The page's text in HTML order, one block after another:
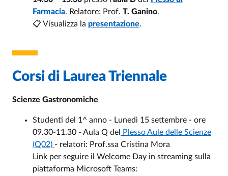
Farmacia. Relatore: Prof. T. Ganino.
📋 Visualizza la presentazione.
Corsi di Laurea Triennale
Scienze Gastronomiche
Studenti del 1^ anno - Lunedì 15 settembre - ore
09.30-11.30 - Aula Q del
Plesso Aule delle Scienze
(Q02) - relatori: Prof.ssa Cristina Mora
Link per seguire il Welcome Day in streaming sulla
piattaforma Microsoft Teams: